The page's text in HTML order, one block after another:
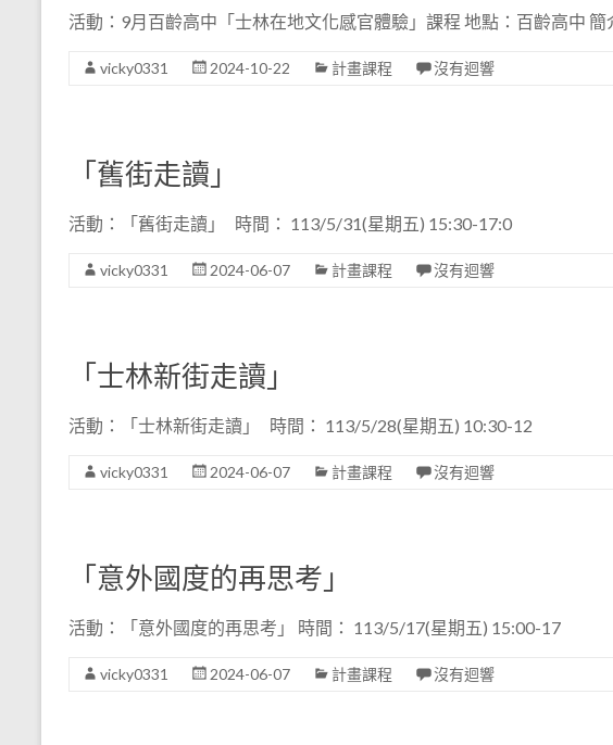
活動：9月百齡高中「士林在地文化感官體驗」課程 地點：百齡高中 簡
vicky0331 2024-10-22 計畫課程 沒有迴響
「舊街走讀」
活動：「舊街走讀」 時間： 113/5/31(星期五) 15:30-17:0
vicky0331 2024-06-07 計畫課程 沒有迴響
「士林新街走讀」
活動：「士林新街走讀」 時間： 113/5/28(星期五) 10:30-12
vicky0331 2024-06-07 計畫課程 沒有迴響
「意外國度的再思考」
活動：「意外國度的再思考」 時間： 113/5/17(星期五) 15:00-17
vicky0331 2024-06-07 計畫課程 沒有迴響